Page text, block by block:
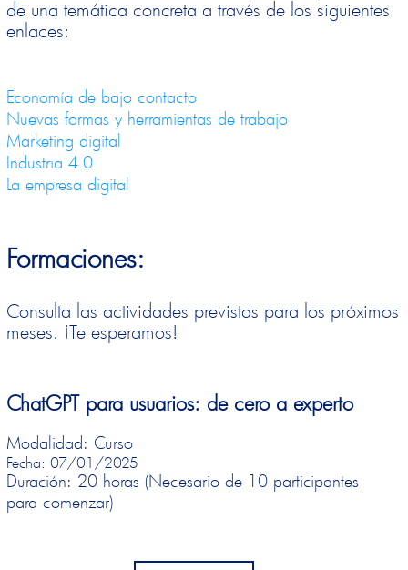
de una temática concreta a través de los siguientes
enlaces:
Economía de bajo contacto
Nuevas formas y herramientas de trabajo
Marketing digital
Industria 4.0
La empresa digital
Formaciones:
Consulta las actividades previstas para los próximos
meses. ¡Te esperamos!
ChatGPT para usuarios: de cero a experto
Modalidad: Curso
Fecha: 07/01/2025
Duración: 20 horas (Necesario de 10 participantes
para comenzar)